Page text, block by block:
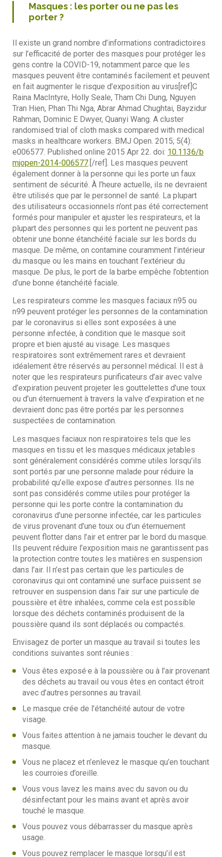
Masques : les porter ou ne pas les
porter ?
Il existe un grand nombre d’informations contradictoires
sur l’efficacité de porter des masques pour protéger les
gens contre la COVID-19, notamment parce que les
masques peuvent être contaminés facilement et peuvent
en fait augmenter le risque d’exposition au virus[ref]C
Raina MacIntyre, Holly Seale, Tham Chi Dung, Nguyen
Tran Hien, Phan Thi Nga, Abrar Ahmad Chughtai, Bayzidur
Rahman, Dominic E Dwyer, Quanyi Wang. A cluster
randomised trial of cloth masks compared with medical
masks in healthcare workers. BMJ Open. 2015; 5(4):
e006577. Published online 2015 Apr 22. doi: 10.1136/b
mjopen-2014-006577.[/ref]. Les masques peuvent
également donner à la personne qui les porte un faux
sentiment de sécurité. À l’heure actuelle, ils ne devraient
être utilisés que par le personnel de santé. La plupart
des utilisateurs occasionnels n’ont pas été correctement
formés pour manipuler et ajuster les respirateurs, et la
plupart des personnes qui les portent ne peuvent pas
obtenir une bonne étanchéité faciale sur les bords du
masque. De même, on contamine couramment l’intérieur
du masque ou les mains en touchant l’extérieur du
masque. De plus, le port de la barbe empêche l’obtention
d’une bonne étanchéité faciale.
Les respirateurs comme les masques faciaux n95 ou
n99 peuvent protéger les personnes de la contamination
par le coronavirus si elles sont exposées à une
personne infectée, à condition que le masque soit
propre et bien ajusté au visage. Les masques
respiratoires sont extrêmement rares et devraient
idéalement être réservés au personnel médical. Il est à
noter que les respirateurs purificateurs d’air avec valve
d’expiration peuvent projeter les gouttelettes d’une toux
ou d’un éternuement à travers la valve d’expiration et ne
devraient donc pas être portés par les personnes
suspectées de contamination.
Les masques faciaux non respiratoires tels que les
masques en tissu et les masques médicaux jetables
sont généralement considérés comme utiles lorsqu’ils
sont portés par une personne malade pour réduire la
probabilité qu’elle expose d’autres personnes. Ils ne
sont pas considérés comme utiles pour protéger la
personne qui les porte contre la contamination du
coronavirus d’une personne infectée, car les particules
de virus provenant d’une toux ou d’un éternuement
peuvent flotter dans l’air et entrer par le bord du masque.
Ils peuvent réduire l’exposition mais ne garantissent pas
la protection contre toutes les matières en suspension
dans l’air. Il n’est pas certain que les particules de
coronavirus qui ont contaminé une surface puissent se
retrouver en suspension dans l’air sur une particule de
poussière et être inhalées, comme cela est possible
lorsque des déchets contaminés produisent de la
poussière quand ils sont déplacés ou compactés.
Envisagez de porter un masque au travail si toutes les
conditions suivantes sont réunies :
Vous êtes exposé·e à la poussière ou à l’air provenant
des déchets au travail ou vous êtes en contact étroit
avec d’autres personnes au travail.
Le masque crée de l’étanchéité autour de votre
visage.
Vous faites attention à ne jamais toucher le devant du
masque.
Vous ne placez et n’enlevez le masque qu’en touchant
les courroies d’oreille.
Vous vous lavez les mains avec du savon ou du
désinfectant pour les mains avant et après avoir
touché le masque.
Vous pouvez vous débarrasser du masque après
usage.
Vous pouvez remplacer le masque lorsqu’il est